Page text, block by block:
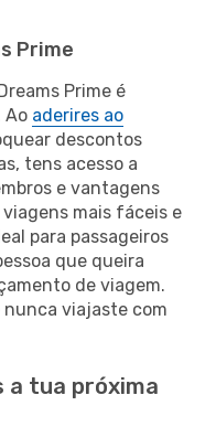
Prime
Prime é
Ao aderires ao
descontos
tens acesso a
e vantagens
mais fáceis e
para passageiros
que queira
de viagem.
viajaste com
a tua próxima